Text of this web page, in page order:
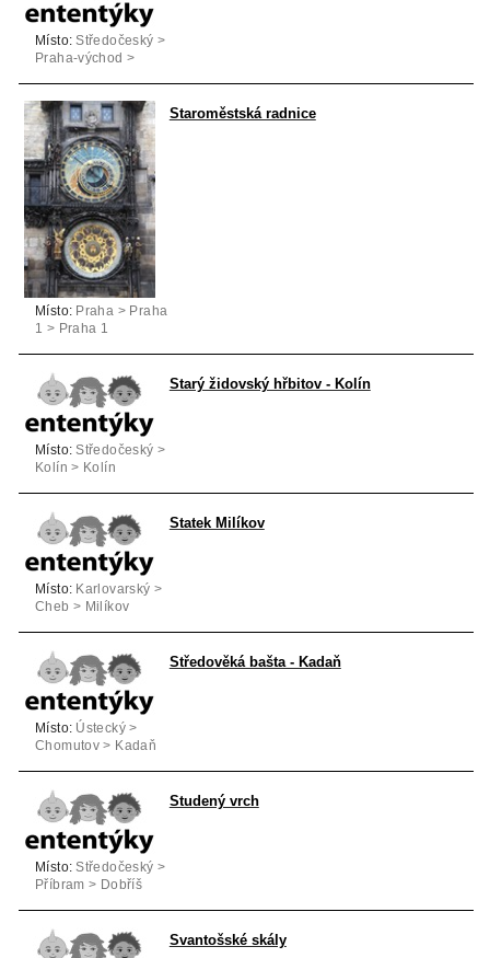
Místo: Středočeský >
Praha-východ >
Staroměstská radnice
Místo: Praha > Praha
1 > Praha 1
Starý židovský hřbitov - Kolín
Místo: Středočeský >
Kolín > Kolín
Statek Milíkov
Místo: Karlovarský >
Cheb > Milíkov
Středověká bašta - Kadaň
Místo: Ústecký >
Chomutov > Kadaň
Studený vrch
Místo: Středočeský >
Příbram > Dobříš
Svantošské skály